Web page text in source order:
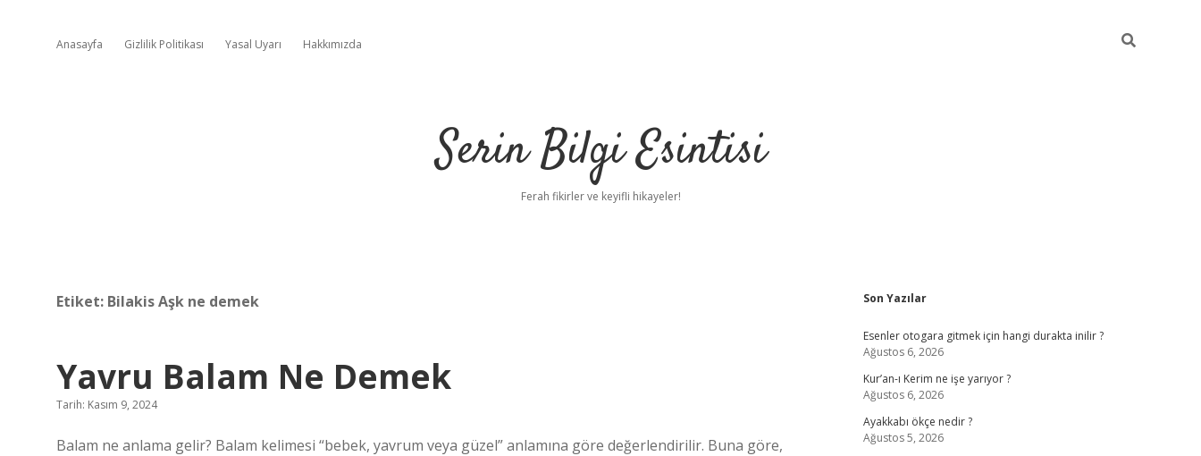
Anasayfa Gizlilik Politikası Yasal Uyarı Hakkımızda
Serin Bilgi Esintisi
Ferah fikirler ve keyifli hikayeler!
Etiket: Bilakis Aşk ne demek
Yavru Balam Ne Demek
Tarih: Kasım 9, 2024
Balam ne anlama gelir? Balam kelimesi “bebek, yavrum veya güzel” anlamına göre değerlendirilir. Buna göre,
Sidebar
Son Yazılar
Esenler otogara gitmek için hangi durakta inilir ?
Ağustos 6, 2026
Kur’an-ı Kerim ne işe yarıyor ?
Ağustos 6, 2026
Ayakkabı ökçe nedir ?
Ağustos 5, 2026